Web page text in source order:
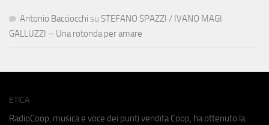
Antonio Bacciocchi su STEFANO SPAZZI / IVANO MAGI
GALLUZZI – Una rotonda per amare
ETICA
RadioCoop, musica e voce dei punti vendita Coop, ha ottenuto la